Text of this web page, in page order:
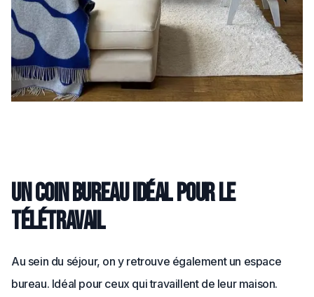
Un coin bureau idéal pour le
télétravail
Au sein du séjour, on y retrouve également un espace
bureau. Idéal pour ceux qui travaillent de leur maison.